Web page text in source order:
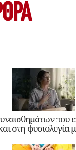
που
στη φυσιολογία